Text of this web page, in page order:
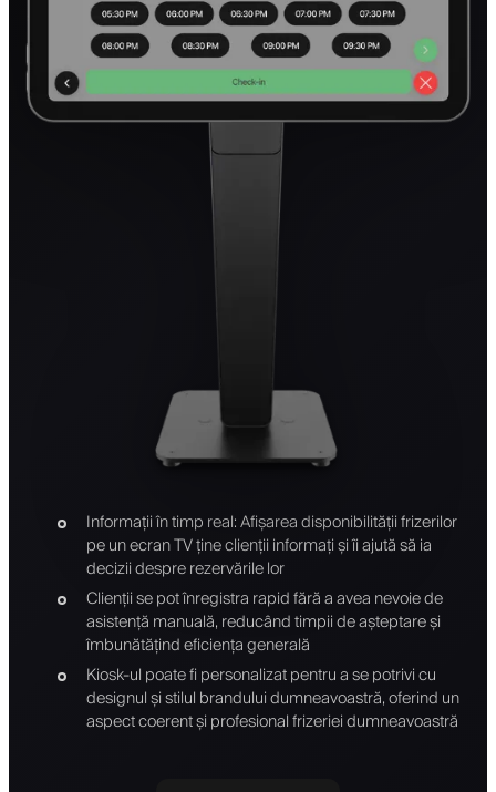
Informații în timp real: Afișarea disponibilității frizerilor
pe un ecran TV ține clienții informați și îi ajută să ia
decizii despre rezervările lor
Clienții se pot înregistra rapid fără a avea nevoie de
asistență manuală, reducând timpii de așteptare și
îmbunătățind eficiența generală
Kiosk-ul poate fi personalizat pentru a se potrivi cu
designul și stilul brandului dumneavoastră, oferind un
aspect coerent și profesional frizeriei dumneavoastră